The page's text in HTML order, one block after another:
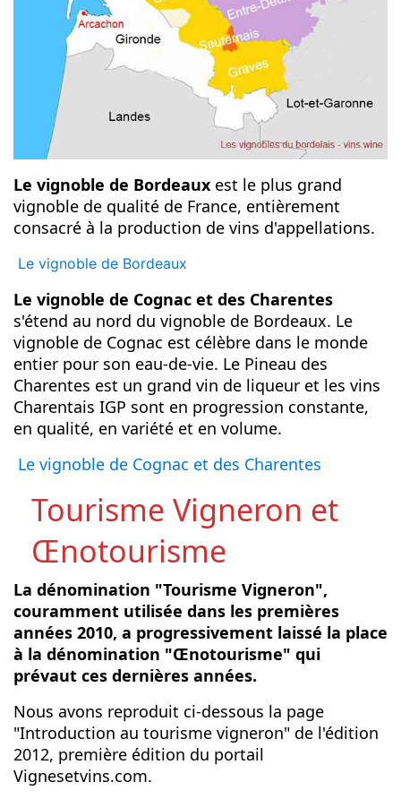
Le vignoble de Bordeaux est le plus grand
vignoble de qualité de France, entièrement
consacré à la production de vins d'appellations.
Le vignoble de Bordeaux
Le vignoble de Cognac et des Charentes
s'étend au nord du vignoble de Bordeaux. Le
vignoble de Cognac est célèbre dans le monde
entier pour son eau-de-vie. Le Pineau des
Charentes est un grand vin de liqueur et les vins
Charentais IGP sont en progression constante,
en qualité, en variété et en volume.
Le vignoble de Cognac et des Charentes
Tourisme Vigneron et
Œnotourisme
La dénomination "Tourisme Vigneron",
couramment utilisée dans les premières
années 2010, a progressivement laissé la place
à la dénomination "Œnotourisme" qui
prévaut ces dernières années.
Nous avons reproduit ci-dessous la page
"Introduction au tourisme vigneron" de l'édition
2012, première édition du portail
Vignesetvins.com.